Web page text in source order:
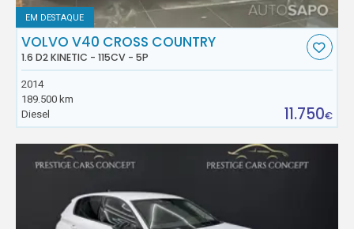
EM DESTAQUE
VOLVO V40 CROSS COUNTRY
1.6 D2 KINETIC - 115CV - 5P
2014
189.500 km
Diesel
11.750€